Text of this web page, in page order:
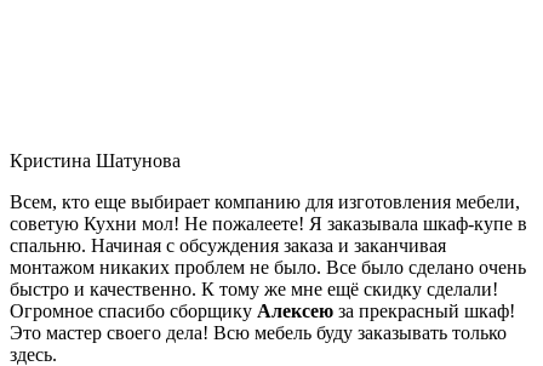
Кристина Шатунова
Всем, кто еще выбирает компанию для изготовления мебели,
советую Кухни мол! Не пожалеете! Я заказывала шкаф-купе в
спальню. Начиная с обсуждения заказа и заканчивая
монтажом никаких проблем не было. Все было сделано очень
быстро и качественно. К тому же мне ещё скидку сделали!
Огромное спасибо сборщику Алексею за прекрасный шкаф!
Это мастер своего дела! Всю мебель буду заказывать только
здесь.